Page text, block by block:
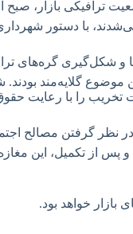
ترافیکی بازار، صبح
با دستور
و شکل‌گیری گره‌های
موضوع گلایه‌مند
را با رعایت
نظر گرفتن مصالح
پس از تکمیل، این
بازار خواهد بود.